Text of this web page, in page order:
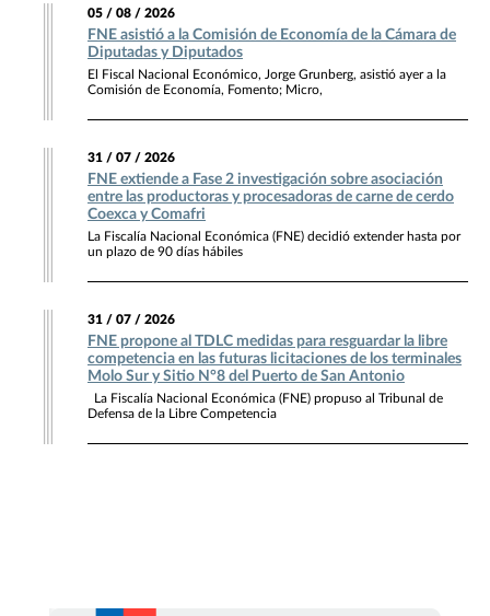
05 / 08 / 2026
FNE asistió a la Comisión de Economía de la Cámara de
Diputadas y Diputados
El Fiscal Nacional Económico, Jorge Grunberg, asistió ayer a la
Comisión de Economía, Fomento; Micro,
31 / 07 / 2026
FNE extiende a Fase 2 investigación sobre asociación
entre las productoras y procesadoras de carne de cerdo
Coexca y Comafri
La Fiscalía Nacional Económica (FNE) decidió extender hasta por
un plazo de 90 días hábiles
31 / 07 / 2026
FNE propone al TDLC medidas para resguardar la libre
competencia en las futuras licitaciones de los terminales
Molo Sur y Sitio N°8 del Puerto de San Antonio
La Fiscalía Nacional Económica (FNE) propuso al Tribunal de
Defensa de la Libre Competencia